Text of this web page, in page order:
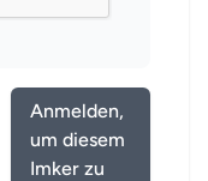
Anmelden,
um diesem
Imker zu